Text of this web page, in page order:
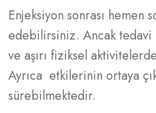
Enjeksiyon sonrası hemen
edebilirsiniz. Ancak tedavi
ve aşırı fiziksel
Ayrıca etkilerinin ortaya
sürebilmektedir.